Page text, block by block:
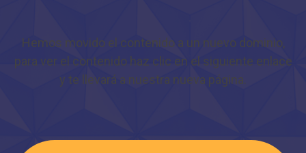
Hemos movido el contenido a un nuevo dominio,
para ver el contenido haz clic en el siguiente enlace
y te llevará a nuestra nueva página.